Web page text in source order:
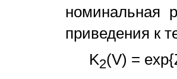
номинальная
приведения к
K2(V) =